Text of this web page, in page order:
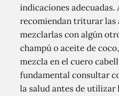
indicaciones adecuadas.
recomiendan triturar las
mezclarlas con algún
champú o aceite de
mezcla en el cuero
fundamental consultar
la salud antes de utilizar